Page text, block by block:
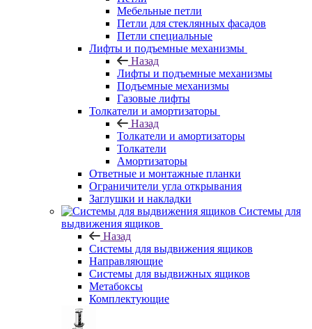
Мебельные петли
Петли для стеклянных фасадов
Петли специальные
Лифты и подъемные механизмы
Назад
Лифты и подъемные механизмы
Подъемные механизмы
Газовые лифты
Толкатели и амортизаторы
Назад
Толкатели и амортизаторы
Толкатели
Амортизаторы
Ответные и монтажные планки
Ограничители угла открывания
Заглушки и накладки
Системы для
выдвижения ящиков
Назад
Системы для выдвижения ящиков
Направляющие
Системы для выдвижных ящиков
Метабоксы
Комплектующие